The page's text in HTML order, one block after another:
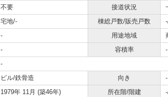
不要 接道状況
宅地/- 棟総戸数/販売戸数
- 用途地域
- 容積率
-
-
ビル/鉄骨造 向き
-
1979年 11月 (築46年) 所在階/階建